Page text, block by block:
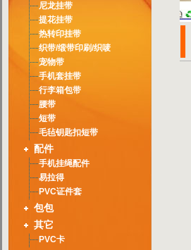
尼龙挂带
提花挂带
热转印挂带
织带/缎带印刷/织唛
宠物带
手机套挂带
行李箱包带
腰带
短带
毛毡钥匙扣短带
配件
手机挂绳配件
易拉得
PVC证件套
包包
其它
PVC卡